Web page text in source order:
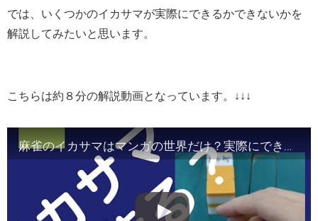
では、いくつかのイカサマが実際にできるかできないかを
解説してみたいと思います。
こちらは約８分の解説動画となっています。↓↓↓
麻雀のイカサマはマンガの世界だけ？実際にできる？